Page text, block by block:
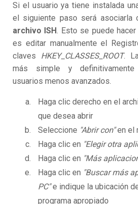
Si el usuario ya tiene instalada
el siguiente paso será asociarla
archivo ISH. Esto se puede
es editar manualmente el
claves HKEY_CLASSES_ROOT.
más simple y definitivamente
usuarios menos avanzados.
Haga clic derecho en el
que desea abrir
Seleccione "Abrir con"en el
Haga clic en "Elegir otra
Haga clic en "Más
Haga clic en "Buscar más
PC"e indique la ubicación
programa apropiado